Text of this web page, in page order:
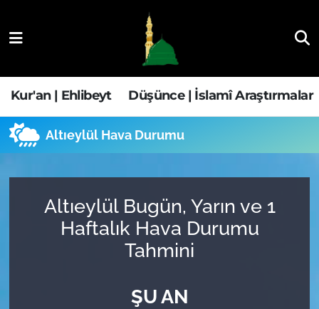
Kur'an | Ehlibeyt Düşünce | İslamî Araştırmalar
Altıeylül Hava Durumu
Altıeylül Bugün, Yarın ve 1
Haftalık Hava Durumu
Tahmini
ŞU AN
Düşünce | İslamî Araştırmalar
Ehla-Der Haber
Fıkıh | Ahkam
Hava Durumu
Trafik Durumu
Tüm Manşetler
Son Dakika Haberleri